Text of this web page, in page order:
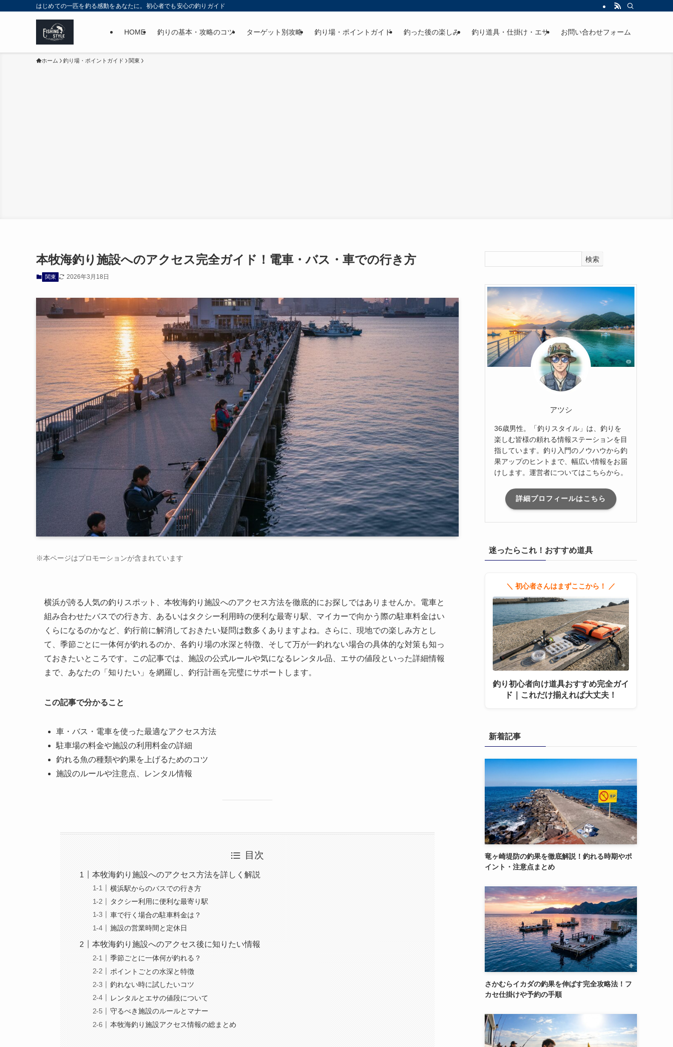
はじめての一匹を釣る感動をあなたに。初心者でも安心の釣りガイド
HOME 釣りの基本・攻略のコツ ターゲット別攻略 釣り場・ポイントガイド 釣った後の楽しみ 釣り道具・仕掛け・エサ お問い合わせフォーム
ホーム 釣り場・ポイントガイド 関東
本牧海釣り施設へのアクセス完全ガイド！電車・バス・車での行き方
関東 2026年3月18日
※本ページはプロモーションが含まれています
横浜が誇る人気の釣りスポット、本牧海釣り施設へのアクセス方法を徹底的にお探しではありませんか。電車と
組み合わせたバスでの行き方、あるいはタクシー利用時の便利な最寄り駅、マイカーで向かう際の駐車料金はい
くらになるのかなど、釣行前に解消しておきたい疑問は数多くありますよね。さらに、現地での楽しみ方とし
て、季節ごとに一体何が釣れるのか、各釣り場の水深と特徴、そして万が一釣れない場合の具体的な対策も知っ
ておきたいところです。この記事では、施設の公式ルールや気になるレンタル品、エサの値段といった詳細情報
まで、あなたの「知りたい」を網羅し、釣行計画を完璧にサポートします。
この記事で分かること
車・バス・電車を使った最適なアクセス方法
駐車場の料金や施設の利用料金の詳細
釣れる魚の種類や釣果を上げるためのコツ
施設のルールや注意点、レンタル情報
目次
本牧海釣り施設へのアクセス方法を詳しく解説
横浜駅からのバスでの行き方
タクシー利用に便利な最寄り駅
車で行く場合の駐車料金は？
施設の営業時間と定休日
本牧海釣り施設へのアクセス後に知りたい情報
季節ごとに一体何が釣れる？
ポイントごとの水深と特徴
釣れない時に試したいコツ
レンタルとエサの値段について
守るべき施設のルールとマナー
本牧海釣り施設アクセス情報の総まとめ
検索
アツシ
36歳男性。「釣りスタイル」は、釣りを
楽しむ皆様の頼れる情報ステーションを目
指しています。釣り入門のノウハウから釣
果アップのヒントまで、幅広い情報をお届
けします。運営者についてはこちらから。
詳細プロフィールはこちら
迷ったらこれ！おすすめ道具
＼ 初心者さんはまずここから！ ／
釣り初心者向け道具おすすめ完全ガイ
ド｜これだけ揃えれば大丈夫！
新着記事
竜ヶ崎堤防の釣果を徹底解説！釣れる時期やポ
イント・注意点まとめ
さかむらイカダの釣果を伸ばす完全攻略法！フ
カセ仕掛けや予約の手順